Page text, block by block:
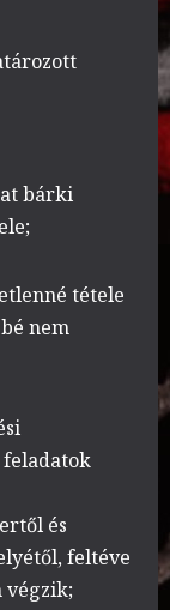
bárki
tétele
nem
és
feltéve
végzik;